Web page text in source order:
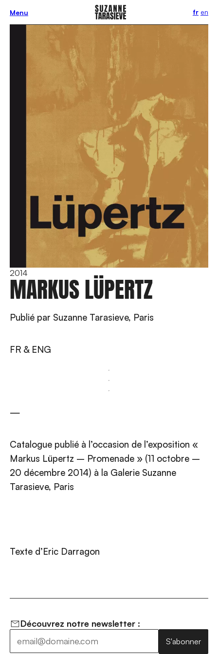
Menu fr en
2014
MARKUS LÜPERTZ
Publié par Suzanne Tarasieve, Paris
FR & ENG
—
Catalogue publié à l’occasion de l’exposition «
Markus Lüpertz – Promenade » (11 octobre –
20 décembre 2014) à la Galerie Suzanne
Tarasieve, Paris
Texte d’Eric Darragon
Découvrez notre newsletter :
S'abonner